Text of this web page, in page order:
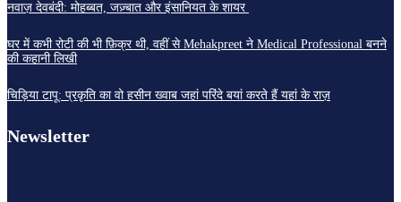
नवाज़ देवबंदी: मोहब्बत, जज़्बात और इंसानियत के शायर
घर में कभी रोटी की भी फ़िक्र थी, वहीं से Mehakpreet ने Medical Professional बनने
की कहानी लिखी
चिड़िया टापू: प्रकृति का वो हसीन ख्वाब जहां परिंदे बयां करते हैं यहां के राज़
Newsletter